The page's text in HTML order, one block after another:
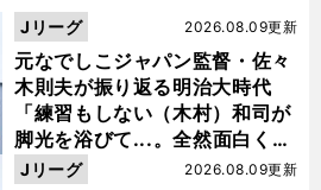
元なでしこジャパン監督・佐々
木則夫が振り返る明治大時代
「練習もしない（木村）和司が
脚光を浴びて...。全然面白くな
い４年間でした」
2026.08.09更新
Jリーグ
2026.08.09更新
Jリーグ